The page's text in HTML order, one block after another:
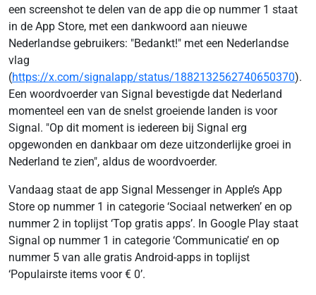
een screenshot te delen van de app die op nummer 1 staat
in de App Store, met een dankwoord aan nieuwe
Nederlandse gebruikers: "Bedankt!" met een Nederlandse
vlag
(https://x.com/signalapp/status/1882132562740650370).
Een woordvoerder van Signal bevestigde dat Nederland
momenteel een van de snelst groeiende landen is voor
Signal. "Op dit moment is iedereen bij Signal erg
opgewonden en dankbaar om deze uitzonderlijke groei in
Nederland te zien", aldus de woordvoerder.
Vandaag staat de app Signal Messenger in Apple’s App
Store op nummer 1 in categorie ‘Sociaal netwerken’ en op
nummer 2 in toplijst ‘Top gratis apps’. In Google Play staat
Signal op nummer 1 in categorie ‘Communicatie’ en op
nummer 5 van alle gratis Android-apps in toplijst
‘Populairste items voor € 0’.